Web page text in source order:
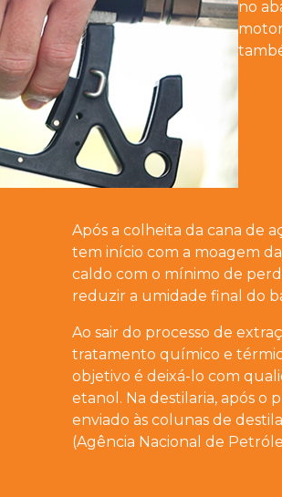
no
Após a colheita da cana de
tem início com a moagem
caldo com o mínimo de
reduzir a umidade final do
Ao sair do processo de
tratamento químico e
objetivo é deixá-lo com
etanol. Na destilaria, após o
enviado às colunas de
(Agência Nacional de